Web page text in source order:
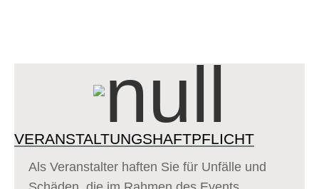
VERANSTALTUNGS­HAFTPFLICHT­
Als Veranstalter haften Sie für Unfälle und